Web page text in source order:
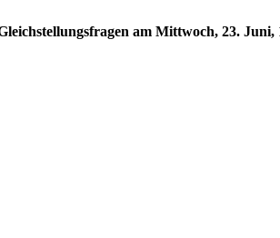
am Mittwoch, 23.